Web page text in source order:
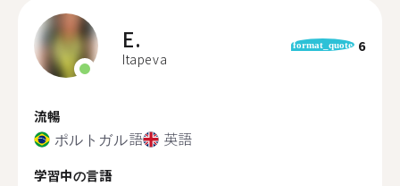
E.
Itapeva
format_quote 6
流暢
ポルトガル語 英語
学習中の言語